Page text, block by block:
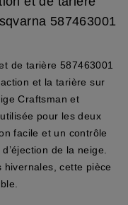
587463001
de tarière 587463001
et la tarière sur
Craftsman et
pour les deux
facile et un contrôle
de la neige.
cette pièce